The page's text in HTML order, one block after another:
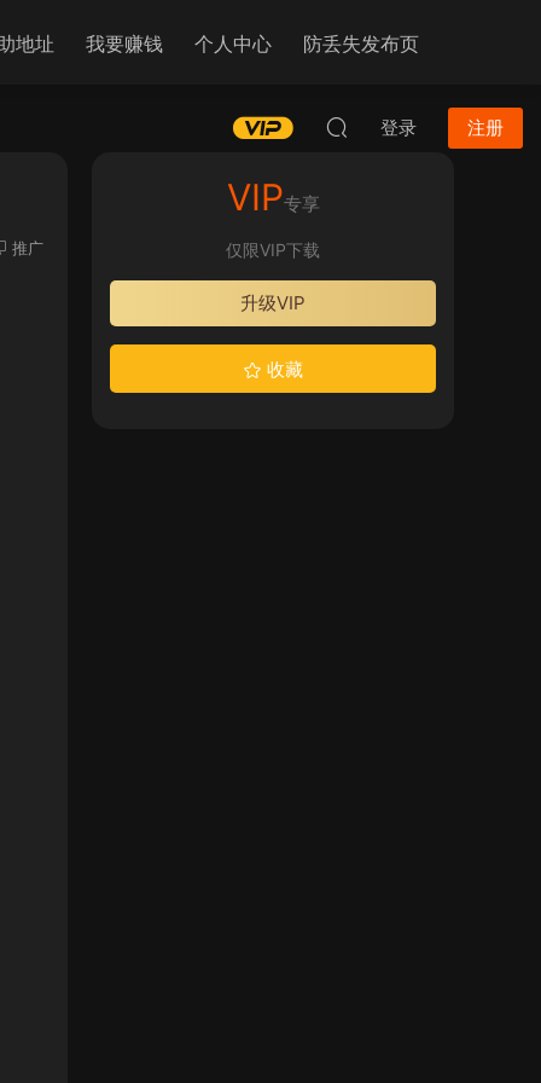
地址 我要赚钱 个人中心 防丢失发布页
登录 注册
推广
VIP专享
仅限VIP下载
升级VIP
收藏